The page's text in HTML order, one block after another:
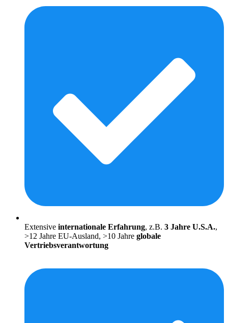
Extensive internationale Erfahrung, z.B. 3 Jahre U.S.A.,
>12 Jahre EU-Ausland, >10 Jahre globale
Vertriebsverantwortung